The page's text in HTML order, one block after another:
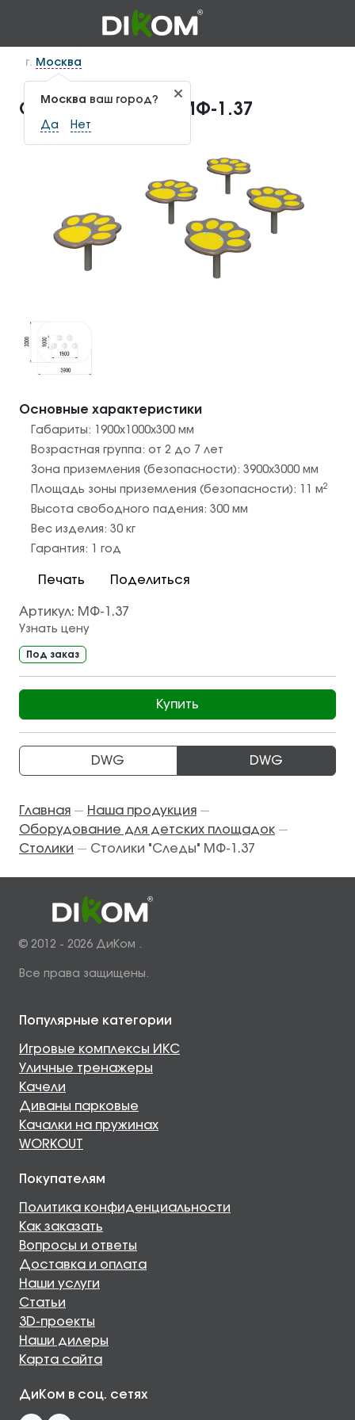
г. Москва
Москва ваш город?
Да Нет
Столики "Следы" МФ-1.37
Основные характеристики
Габариты: 1900х1000х300 мм
Возрастная группа: от 2 до 7 лет
Зона приземления (безопасности): 3900х3000 мм
Площадь зоны приземления (безопасности):
м2
Высота свободного падения: 300мм
Вес изделия: 30 кг
Гарантия:
1 год
Печать Поделиться
Артикул: МФ-1.37
Узнать цену
Под заказ
Купить
DWG DWG
Главная — Наша продукция —
Оборудование для детских площадок —
Столики — Столики "Следы" МФ-1.37
© 2012 - 2026 ДиКом .
Все права защищены.
Популярные категории
Игровые комплексы ИКС
Уличные тренажеры
Качели
Диваны парковые
Качалки на пружинах
WORKOUT
Покупателям
Политика конфиденциальности
Как заказать
Вопросы и ответы
Доставка и оплата
Наши услуги
Статьи
3D-проекты
Наши дилеры
Карта сайта
ДиКом в соц. сетях